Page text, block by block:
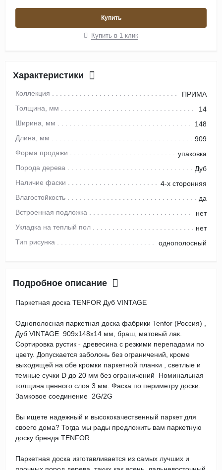
Купить
Купить в 1 клик
Характеристики
Коллекция
ПРИМА
Толщина, мм
14
Ширина, мм
148
Длина, мм
909
Форма продажи
упаковка
Порода дерева
Дуб
Наличие фаски
4-х сторонняя
Влагостойкость
да
Встроенная подложка
нет
Укладка на теплый пол
нет
Тип рисунка
однополосный
Подробное описание
Паркетная доска TENFOR Дуб VINTAGE
Однополосная паркетная доска фабрики Tenfor (Россия) ,
Дуб VINTAGE 909х148х14 мм, браш, матовый лак.
Сортировка рустик - древесина с резкими перепадами по
цвету. Допускается заболонь без ограничений, кроме
выходящей на обе кромки паркетной планки , светлые и
темные сучки D до 20 мм без ограничений Номинальная
толщина ценного слоя 3 мм. Фаска по периметру доски.
Замковое соединение 2G/2G
Вы ищете надежный и высококачественный паркет для
своего дома? Тогда мы рады предложить вам паркетную
доску бренда TENFOR.
Паркетная доска изготавливается из самых лучших и